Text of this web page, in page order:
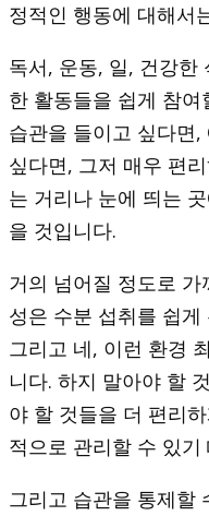
정적인 행동에 대해서
독서, 운동, 일, 건강한
한 활동들을 쉽게 참
습관을 들이고 싶다면
싶다면, 그저 매우 편
는 거리나 눈에 띄는
을 것입니다.
거의 넘어질 정도로
성은 수분 섭취를 쉽
그리고 네, 이런 환경
니다. 하지 말아야 할
야 할 것들을 더 편리
적으로 관리할 수 있기
그리고 습관을 통제할